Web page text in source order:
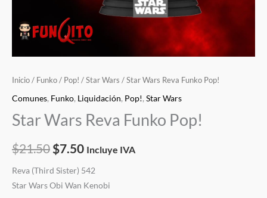
Inicio / Funko / Pop! / Star Wars / Star Wars Reva Funko Pop!
Comunes, Funko, Liquidación, Pop!, Star Wars
Star Wars Reva Funko Pop!
$21.50 $7.50 Incluye IVA
Reva (Third Sister) 542
Star Wars Obi Wan Kenobi